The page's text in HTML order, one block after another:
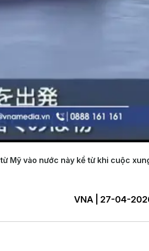
Mỹ vào nước này kể từ khi cuộc
VNA | 27-04-